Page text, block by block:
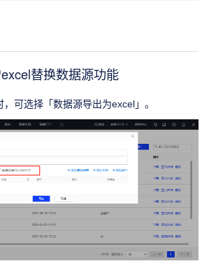
替换数据源功能
可选择「数据源导出为excel」。